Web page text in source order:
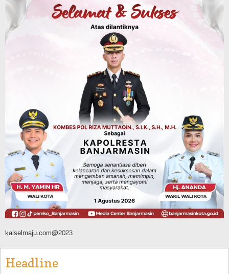
Headline
Polres Banjarbaru Selidiki Penyebab
Karhutla di Cempaka, Pemilik Lahan
Mulai Dimintai Keterangan
Jalan Lingkar Selatan Banjarbaru
Hubungkan Daerah Palam, Guntung
Manggis, hingga Batibati, Target Urai
Kemacetan dan Buka Kawasan Baru
Agustus 8, 2026
kalselmaju.com@2023
Headline